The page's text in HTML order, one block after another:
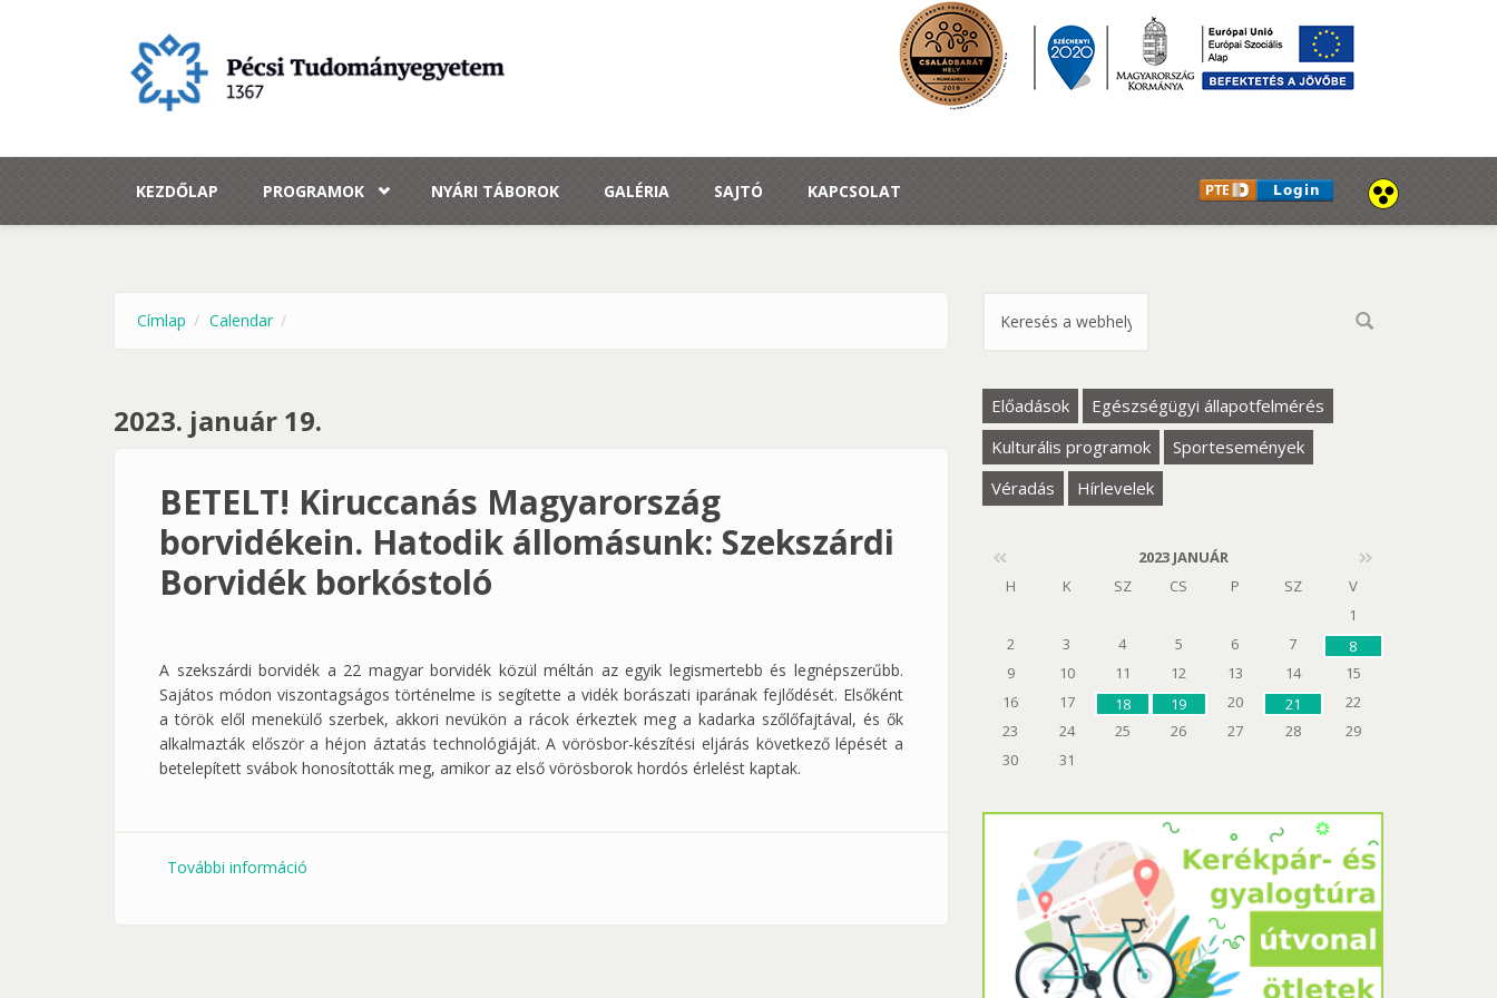
KEZDŐLAP PROGRAMOK NYÁRI TÁBOROK GALÉRIA SAJTÓ KAPCSOLAT
Címlap Calendar
2023. január 19.
BETELT! Kiruccanás Magyarország
borvidékein. Hatodik állomásunk: Szekszárdi
Borvidék borkóstoló
A szekszárdi borvidék a 22 magyar borvidék közül méltán az egyik legismertebb és legnépszerűbb.
Sajátos módon viszontagságos történelme is segítette a vidék borászati iparának fejlődését. Elsőként
a török elől menekülő szerbek, akkori nevükön a rácok érkeztek meg a kadarka szőlőfajtával, és ők
alkalmazták először a héjon áztatás technológiáját. A vörösbor-készítési eljárás következő lépését a
betelepített svábok honosították meg, amikor az első vörösborok hordós érlelést kaptak.
További információ
Keresés űrlap
Előadások
Egészségügyi állapotfelmérés
Kulturális programok
Sportesemények
Véradás
Hírlevelek
H K SZ CS P SZ
V
1
2
3 4 5 6 7
8
9
10 11 12 13 14
15
16
17 18 19 20 21
22
23
24 25 26 27 28
29
30
31
2023 JANUÁR